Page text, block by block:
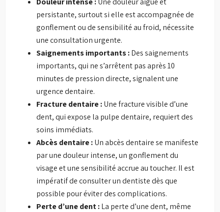
persistante, surtout si elle est accompagnée de
gonflement ou de sensibilité au froid, nécessite
une consultation urgente.
Saignements importants :Des saignements
importants, qui ne s’arrêtent pas après 10
minutes de pression directe, signalent une
urgence dentaire.
Fracture dentaire :Une fracture visible d’une
dent, qui expose la pulpe dentaire, requiert des
soins immédiats.
Abcès dentaire :Un abcès dentaire se manifeste
par une douleur intense, un gonflement du
visage et une sensibilité accrue au toucher. Il est
impératif de consulter un dentiste dès que
possible pour éviter des complications.
Perte d’une dent :La perte d’une dent, même